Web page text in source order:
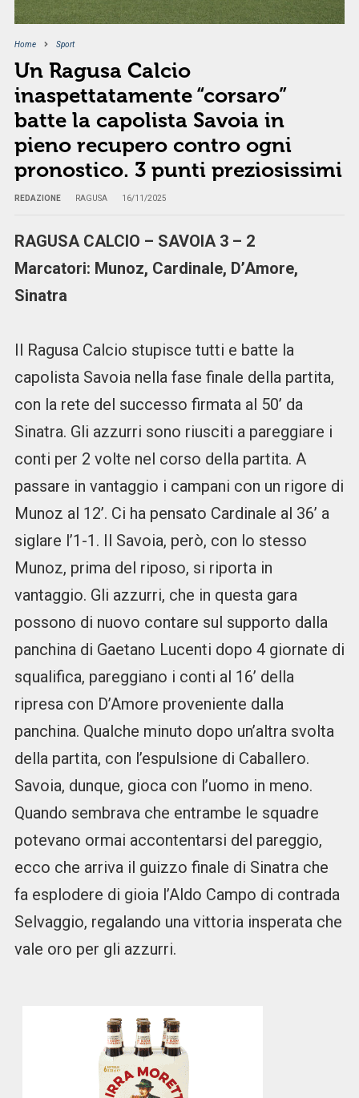
Home Sport
Un Ragusa Calcio
inaspettatamente “corsaro”
batte la capolista Savoia in
pieno recupero contro ogni
pronostico. 3 punti preziosissimi
REDAZIONE RAGUSA 16/11/2025
RAGUSA CALCIO – SAVOIA 3 – 2
Marcatori: Munoz, Cardinale, D’Amore,
Sinatra
Il Ragusa Calcio stupisce tutti e batte la
capolista Savoia nella fase finale della partita,
con la rete del successo firmata al 50’ da
Sinatra. Gli azzurri sono riusciti a pareggiare i
conti per 2 volte nel corso della partita. A
passare in vantaggio i campani con un rigore di
Munoz al 12’. Ci ha pensato Cardinale al 36’ a
siglare l’1-1. Il Savoia, però, con lo stesso
Munoz, prima del riposo, si riporta in
vantaggio. Gli azzurri, che in questa gara
possono di nuovo contare sul supporto dalla
panchina di Gaetano Lucenti dopo 4 giornate di
squalifica, pareggiano i conti al 16’ della
ripresa con D’Amore proveniente dalla
panchina. Qualche minuto dopo un’altra svolta
della partita, con l’espulsione di Caballero.
Savoia, dunque, gioca con l’uomo in meno.
Quando sembrava che entrambe le squadre
potevano ormai accontentarsi del pareggio,
ecco che arriva il guizzo finale di Sinatra che
fa esplodere di gioia l’Aldo Campo di contrada
Selvaggio, regalando una vittoria insperata che
vale oro per gli azzurri.